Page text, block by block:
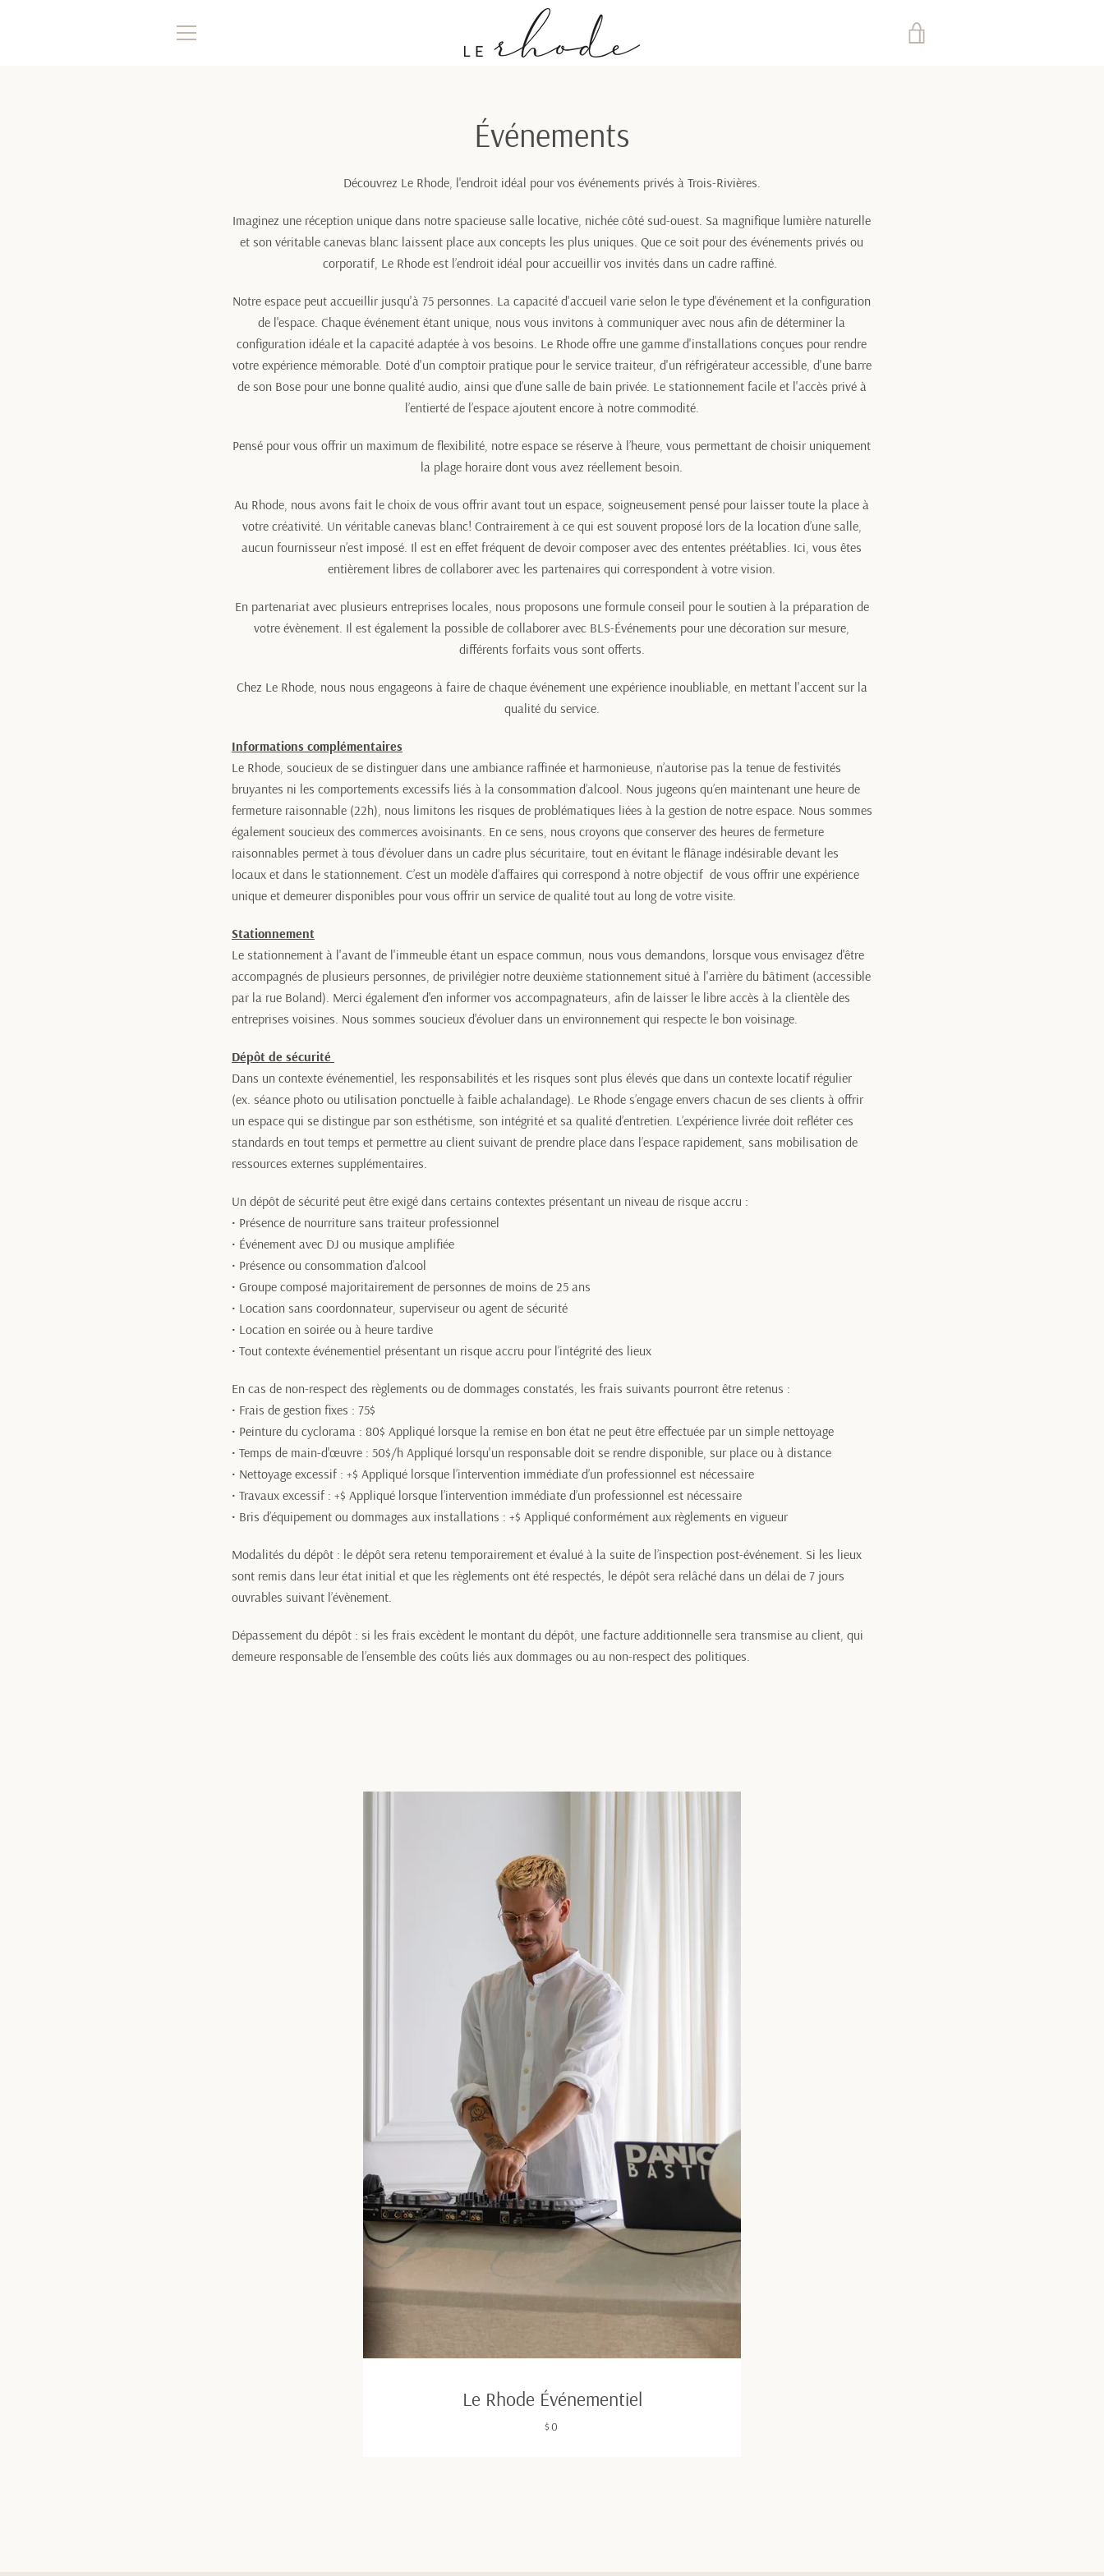
FacebookInstagram
Tumblr
Événements
Découvrez Le Rhode, l'endroit idéal pour vos événements privés à Trois-Rivières.
Imaginez une réception unique dans notre spacieuse salle locative, nichée côté sud-ouest. Sa magnifique lumière naturelle
et son véritable canevas blanc laissent place aux concepts les plus uniques. Que ce soit pour des événements privés ou
corporatif, Le Rhode est l’endroit idéal pour accueillir vos invités dans un cadre raffiné.
Notre espace peut accueillir jusqu'à 75 personnes. La capacité d'accueil varie selon le type d'événement et la configuration
de l'espace. Chaque événement étant unique, nous vous invitons à communiquer avec nous afin de déterminer la
configuration idéale et la capacité adaptée à vos besoins. Le Rhode offre une gamme d'installations conçues pour rendre
votre expérience mémorable. Doté d'un comptoir pratique pour le service traiteur, d'un réfrigérateur accessible, d'une barre
de son Bose pour une bonne qualité audio, ainsi que d’une salle de bain privée. Le stationnement facile et l'accès privé à
l’entierté de l’espace ajoutent encore à notre commodité.
Pensé pour vous offrir un maximum de flexibilité, notre espace se réserve à l’heure, vous permettant de choisir uniquement
la plage horaire dont vous avez réellement besoin.
Au Rhode, nous avons fait le choix de vous offrir avant tout un espace, soigneusement pensé pour laisser toute la place à
votre créativité. Un véritable canevas blanc! Contrairement à ce qui est souvent proposé lors de la location d’une salle,
aucun fournisseur n’est imposé. Il est en effet fréquent de devoir composer avec des ententes préétablies. Ici, vous êtes
entièrement libres de collaborer avec les partenaires qui correspondent à votre vision.
En partenariat avec plusieurs entreprises locales, nous proposons une formule conseil pour le soutien à la préparation de
votre évènement. Il est également la possible de collaborer avec BLS-Événements pour une décoration sur mesure,
différents forfaits vous sont offerts.
Chez Le Rhode, nous nous engageons à faire de chaque événement une expérience inoubliable, en mettant l'accent sur la
qualité du service.
Informations complémentaires
Le Rhode, soucieux de se distinguer dans une ambiance raffinée et harmonieuse, n’autorise pas la tenue de festivités
bruyantes ni les comportements excessifs liés à la consommation d’alcool. Nous jugeons qu’en maintenant une heure de
fermeture raisonnable (22h), nous limitons les risques de problématiques liées à la gestion de notre espace. Nous sommes
également soucieux des commerces avoisinants. En ce sens, nous croyons que conserver des heures de fermeture
raisonnables permet à tous d’évoluer dans un cadre plus sécuritaire, tout en évitant le flânage indésirable devant les
locaux et dans le stationnement. C’est un modèle d’affaires qui correspond à notre objectif de vous offrir une expérience
unique et demeurer disponibles pour vous offrir un service de qualité tout au long de votre visite.
Stationnement
Le stationnement à l'avant de l'immeuble étant un espace commun, nous vous demandons, lorsque vous envisagez d'être
accompagnés de plusieurs personnes, de privilégier notre deuxième stationnement situé à l'arrière du bâtiment (accessible
par la rue Boland). Merci également d'en informer vos accompagnateurs, afin de laisser le libre accès à la clientèle des
entreprises voisines. Nous sommes soucieux d'évoluer dans un environnement qui respecte le bon voisinage.
Dépôt de sécurité
Dans un contexte événementiel, les responsabilités et les risques sont plus élevés que dans un contexte locatif régulier
(ex. séance photo ou utilisation ponctuelle à faible achalandage). Le Rhode s’engage envers chacun de ses clients à offrir
un espace qui se distingue par son esthétisme, son intégrité et sa qualité d’entretien. L’expérience livrée doit refléter ces
standards en tout temps et permettre au client suivant de prendre place dans l’espace rapidement, sans mobilisation de
ressources externes supplémentaires.
Un dépôt de sécurité peut être exigé dans certains contextes présentant un niveau de risque accru :
• Présence de nourriture sans traiteur professionnel
• Événement avec DJ ou musique amplifiée
• Présence ou consommation d’alcool
• Groupe composé majoritairement de personnes de moins de 25 ans
• Location sans coordonnateur, superviseur ou agent de sécurité
• Location en soirée ou à heure tardive
• Tout contexte événementiel présentant un risque accru pour l’intégrité des lieux
En cas de non-respect des règlements ou de dommages constatés, les frais suivants pourront être retenus :
• Frais de gestion fixes : 75$
• Peinture du cyclorama : 80$ Appliqué lorsque la remise en bon état ne peut être effectuée par un simple nettoyage
• Temps de main-d'œuvre : 50$/h Appliqué lorsqu'un responsable doit se rendre disponible, sur place ou à distance
• Nettoyage excessif : +$ Appliqué lorsque l’intervention immédiate d’un professionnel est nécessaire
• Travaux excessif : +$ Appliqué lorsque l’intervention immédiate d’un professionnel est nécessaire
• Bris d’équipement ou dommages aux installations : +$ Appliqué conformément aux règlements en vigueur
Modalités du dépôt : le dépôtsera retenu temporairement et évalué à la suite de l’inspection post-événement. Si les lieux
sont remis dans leur état initial et que les règlements ont été respectés, le dépôt sera relâché dans un délai de 7 jours
ouvrables suivant l’évènement.
Dépassement du dépôt : si les frais excèdent le montant du dépôt, une facture additionnelle sera transmise au client, qui
demeure responsable de l’ensemble des coûts liés aux dommages ou au non-respect des politiques.
Le Rhode Événementiel
$0